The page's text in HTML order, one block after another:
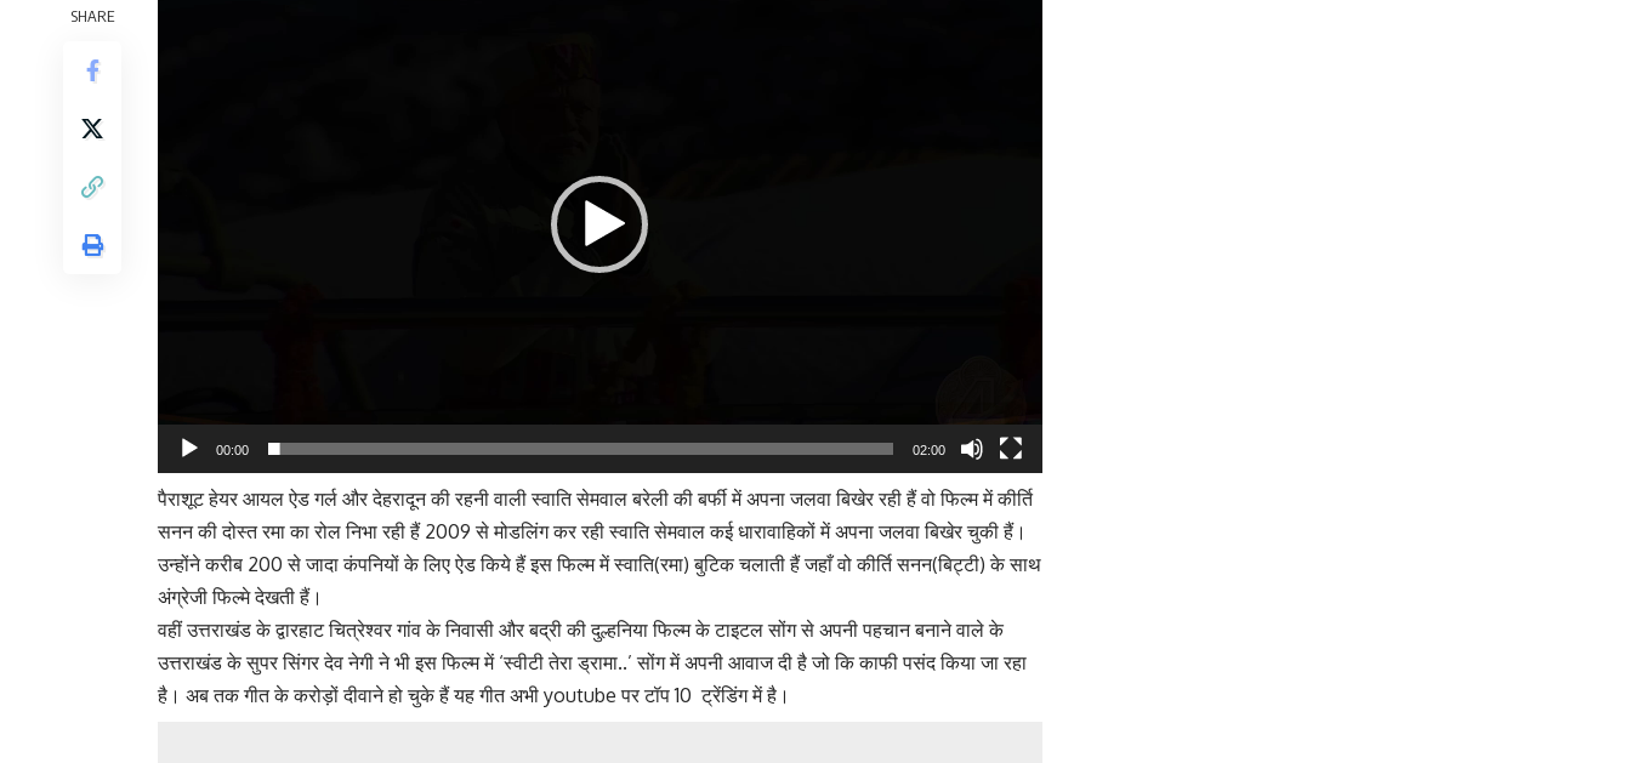
SHARE
00:00 02:00
पैराशूट हेयर आयल ऐड गर्ल और देहरादून की रहनी वाली स्वाति सेमवाल बरेली की बर्फी में अपना जलवा बिखेर रही हैं वो फिल्म में कीर्ति
सनन की दोस्त रमा का रोल निभा रही हैं 2009 से मोडलिंग कर रही स्वाति सेमवाल कई धारावाहिकों में अपना जलवा बिखेर चुकी हैं।
उन्होंने करीब 200 से जादा कंपनियों के लिए ऐड किये हैं इस फिल्म में स्वाति(रमा) बुटिक चलाती हैं जहाँ वो कीर्ति सनन(बिट्टी) के साथ
अंग्रेजी फिल्मे देखती हैं।
वहीं उत्तराखंड के द्वारहाट चित्रेश्वर गांव के निवासी और बद्री की दुल्हनिया फिल्म के टाइटल सोंग से अपनी पहचान बनाने वाले के
उत्तराखंड के सुपर सिंगर देव नेगी ने भी इस फिल्म में ‘स्वीटी तेरा ड्रामा..’ सोंग में अपनी आवाज दी है जो कि काफी पसंद किया जा रहा
है। अब तक गीत के करोड़ों दीवाने हो चुके हैं यह गीत अभी youtube पर टॉप 10 ट्रेंडिंग में है।